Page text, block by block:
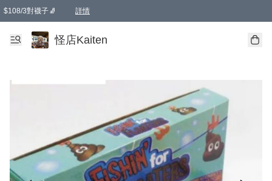
$108/3對襪子🧦 詳情
卡通傘☂️2把8折
購物滿 HKD 650.00即享免運費優惠！（適用於 本地送貨、本地取貨 )
怪店Kaiten